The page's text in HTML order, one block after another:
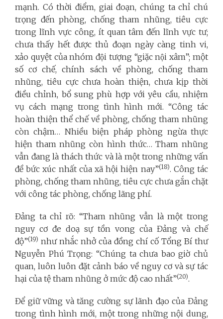
mạnh. Có thời điểm, giai đoạn, chúng ta chỉ chú
trọng đến phòng, chống tham nhũng, tiêu cực
trong lĩnh vực công, ít quan tâm đến lĩnh vực tư;
chưa thấy hết được thủ đoạn ngày càng tinh vi,
xảo quyệt của nhóm đội tượng “giặc nội xâm”; một
số cơ chế, chính sách về phòng, chống tham
nhũng, tiêu cực chưa hoàn thiện, chưa kịp thời
điều chỉnh, bổ sung phù hợp với yêu cầu, nhiệm
vụ cách mạng trong tình hình mới. “Công tác
hoàn thiện thể chế về phòng, chống tham nhũng
còn chậm… Nhiều biện pháp phòng ngừa thực
hiện tham nhũng còn hình thức… Tham nhũng
vẫn đang là thách thức và là một trong những vấn
đề bức xúc nhất của xã hội hiện nay”(18). Công tác
phòng, chống tham nhũng, tiêu cực chưa gắn chặt
với công tác phòng, chống lãng phí.
Đảng ta chỉ rõ: “Tham nhũng vẫn là một trong
nguy cơ đe doạ sự tồn vong của Đảng và chế
độ”(19) như nhắc nhở của đồng chí cố Tổng Bí thư
Nguyễn Phú Trọng: “Chúng ta chưa bao giờ chủ
quan, luôn luôn đặt cảnh báo về nguy cơ và sự tác
hại của tệ tham nhũng ở mức độ cao nhất”(20).
Để giữ vững và tăng cường sự lãnh đạo của Đảng
trong tình hình mới, một trong những nội dung,